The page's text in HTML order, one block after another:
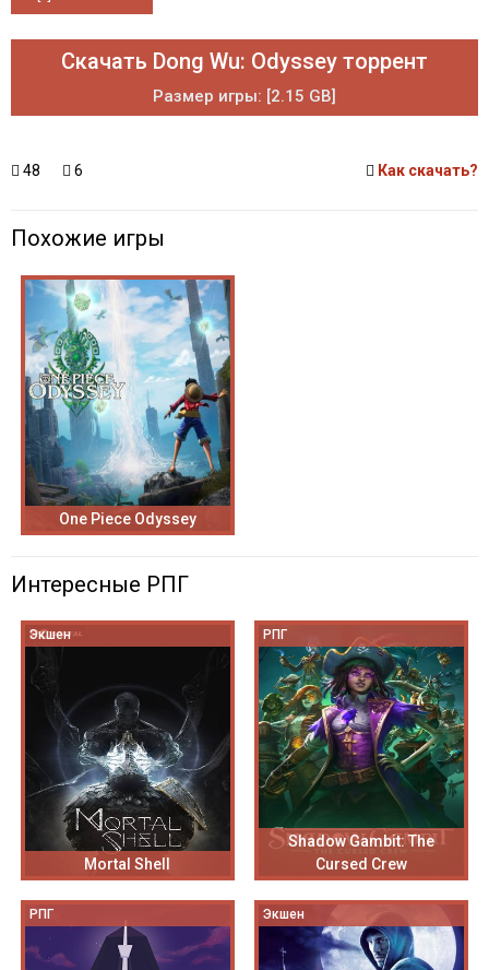
Скачать Dong Wu: Odyssey торрент
Размер игры: [2.15 GB]
48 6 Как скачать?
Похожие игры
One Piece Odyssey
Интересные РПГ
Экшен
Mortal Shell
РПГ
Shadow Gambit: The
Cursed Crew
РПГ Экшен